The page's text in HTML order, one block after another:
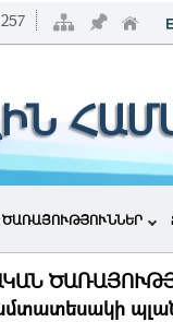
257
ԾԱՌԱՅՈՒԹՅՈՒՆՆԵՐ